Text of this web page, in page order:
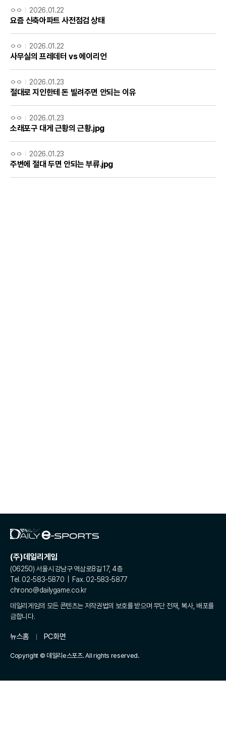
ㅇㅇ 2026.01.22
요즘 신축아파트 사전점검 상태
ㅇㅇ 2026.01.22
사무실의 프레데터 vs 에이리언
ㅇㅇ 2026.01.23
절대로 지인한테 돈 빌려주면 안되는 이유
ㅇㅇ 2026.01.23
소래포구 대게 근황의 근황.jpg
ㅇㅇ 2026.01.23
주변에 절대 두면 안되는 부류.jpg
(주)데일리게임
(06250) 서울시 강남구 역삼로8길 17, 4층
Tel. 02-583-5870 | Fax. 02-583-5877
chrono@dailygame.co.kr
데일리게임의 모든 콘텐츠는 저작권법의 보호를 받으며 무단 전재, 복사, 배포를
금합니다.
뉴스홈 PC화면
Copyright © 데일리e스포츠. All rights reserved.